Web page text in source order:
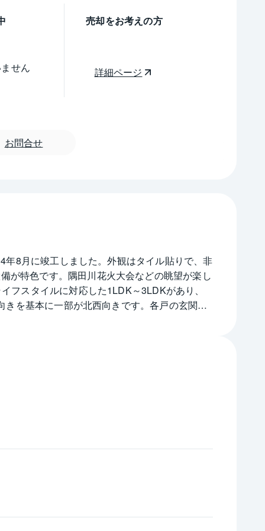
せん
売却をお考えの方
詳細ページ
お問合せ
8月に竣工しました。外観はタイル貼りで、非
が特色です。隅田川花火大会などの眺望が楽し
フスタイルに対応した1LDK～3LDKがあり、
を基本に一部が北西向きです。各戸の玄関は